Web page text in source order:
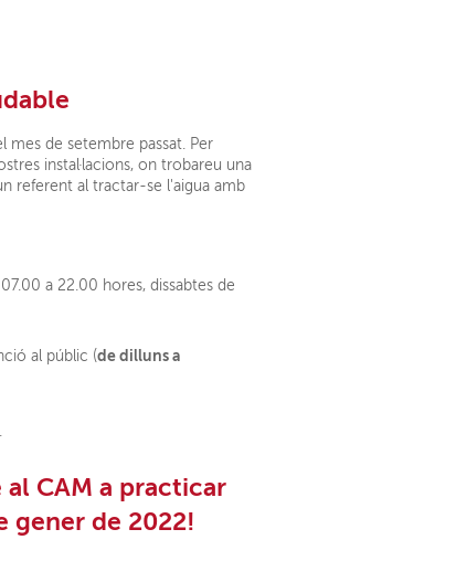
mes de setembre passat. Per
instal·lacions, on trobareu una
referent al tractar-se l'aigua amb
a 22.00 hores, dissabtes de
al públic (de dilluns a
CAM a practicar
gener de 2022!